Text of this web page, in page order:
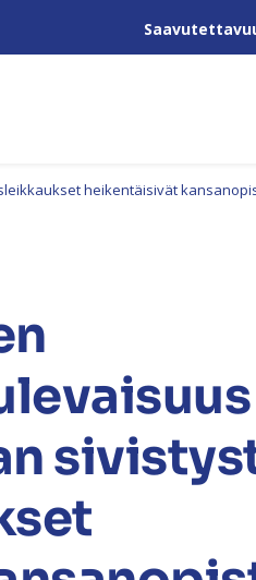
heikentäisivät